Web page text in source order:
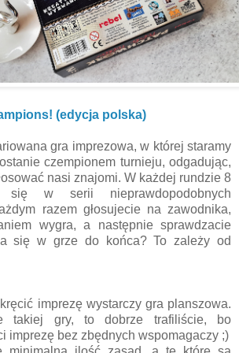
(edycja polska)
gra imprezowa, w której staramy
czempionem turnieju, odgadując,
nasi znajomi. W każdej rundzie 8
się w serii nieprawdopodobnych
razem głosujecie na zawodnika,
wygra, a następnie sprawdzacie
się w grze do końca? To zależy od
imprezę wystarczy gra planszowa.
takiej gry, to dobrze trafiliście, bo
imprezę bez zbędnych wspomagaczy ;)